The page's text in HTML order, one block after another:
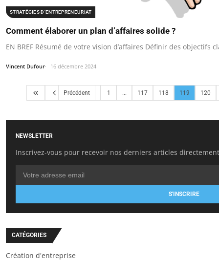
STRATÉGIES D'ENTREPRENEURIAT
Comment élaborer un plan d’affaires solide ?
EN BREF Résumé de votre vision d’affaires Définir des
Vincent Dufour 16 décembre 2024
Précédent 1 ... 117 118 119 120
NEWSLETTER
Inscrivez-vous pour recevoir nos derniers articles
S'INSCRIRE
CATÉGORIES
Création d'entreprise